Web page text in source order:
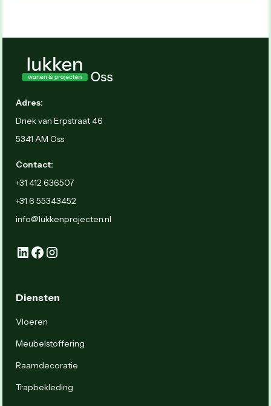
Adres:
Driek van Erpstraat 46
5341 AM Oss
Contact:
+31 412 636507
+31 6 55343452
info@lukkenprojecten.nl
Diensten
Vloeren
Meubelstoffering
Raamdecoratie
Trapbekleding